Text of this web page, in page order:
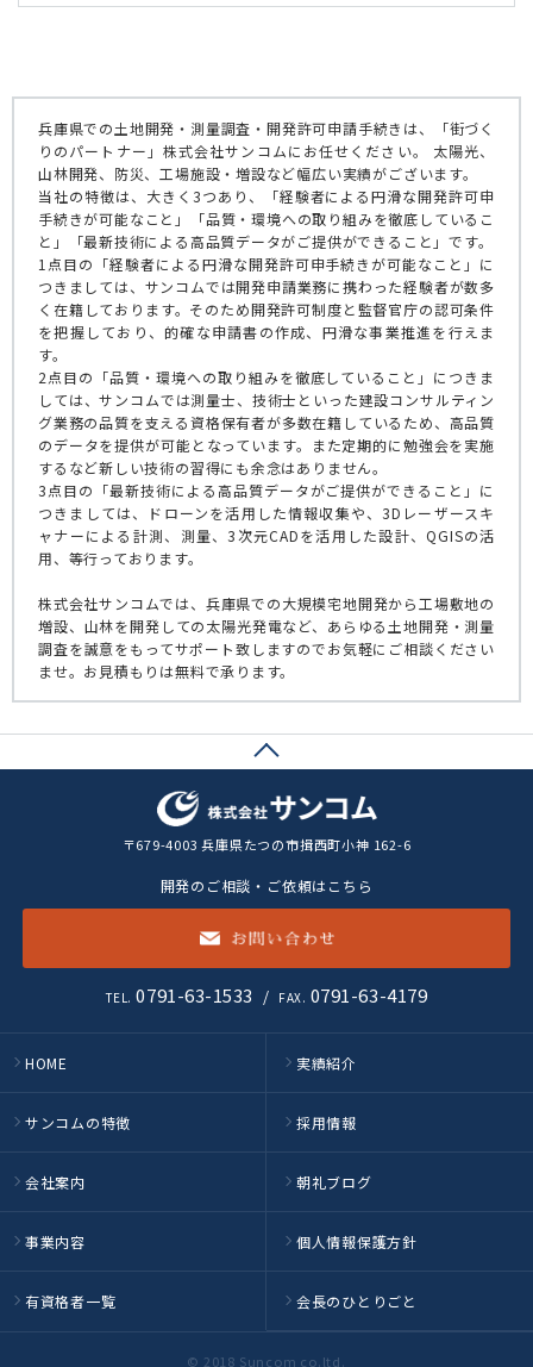
兵庫県での土地開発・測量調査・開発許可申請手続きは、「街づく
りのパートナー」株式会社サンコムにお任せください。 太陽光、
山林開発、防災、工場施設・増設など幅広い実績がございます。
当社の特徴は、大きく3つあり、「経験者による円滑な開発許可申
手続きが可能なこと」「品質・環境への取り組みを徹底しているこ
と」「最新技術による高品質データがご提供ができること」です。
1点目の「経験者による円滑な開発許可申手続きが可能なこと」に
つきましては、サンコムでは開発申請業務に携わった経験者が数多
く在籍しております。そのため開発許可制度と監督官庁の認可条件
を把握しており、的確な申請書の作成、円滑な事業推進を行えま
す。
2点目の「品質・環境への取り組みを徹底していること」につきま
しては、サンコムでは測量士、技術士といった建設コンサルティン
グ業務の品質を支える資格保有者が多数在籍しているため、高品質
のデータを提供が可能となっています。また定期的に勉強会を実施
するなど新しい技術の習得にも余念はありません。
3点目の「最新技術による高品質データがご提供ができること」に
つきましては、ドローンを活用した情報収集や、3Dレーザースキ
ャナーによる計測、測量、3次元CADを活用した設計、QGISの活
用、等行っております。
株式会社サンコムでは、兵庫県での大規模宅地開発から工場敷地の
増設、山林を開発しての太陽光発電など、あらゆる土地開発・測量
調査を誠意をもってサポート致しますのでお気軽にご相談ください
ませ。お見積もりは無料で承ります。
〒679-4003兵庫県たつの市揖西町小神 162-6
HOME
サンコムの特徴
会社案内
事業内容
有資格者一覧
実績紹介
採用情報
朝礼ブログ
個人情報保護方針
会長のひとりごと
開発のご相談・ご依頼はこちら
お
TEL. 0791-63-1533 / FAX. 0791-63-4179
© 2018 Suncom co.ltd.